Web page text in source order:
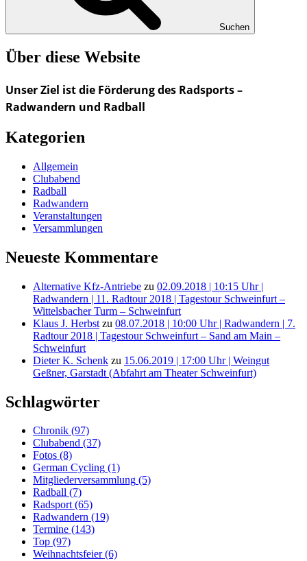
Suchen
Über diese Website
Unser Ziel ist die Förderung des Radsports –
Radwandern und Radball
Kategorien
Allgemein
Clubabend
Radball
Radwandern
Veranstaltungen
Versammlungen
Neueste Kommentare
Alternative Kfz-Antriebe zu 02.09.2018 | 10:15 Uhr |
Radwandern | 11. Radtour 2018 | Tagestour Schweinfurt –
Wittelsbacher Turm – Schweinfurt
Klaus J. Herbst zu 08.07.2018 | 10:00 Uhr | Radwandern | 7.
Radtour 2018 | Tagestour Schweinfurt – Sand am Main –
Schweinfurt
Dieter K. Schenk zu 15.06.2019 | 17:00 Uhr | Weingut
Geßner, Garstadt (Abfahrt am Theater Schweinfurt)
Schlagwörter
Chronik (97)
Clubabend (37)
Fotos (8)
German Cycling (1)
Mitgliederversammlung (5)
Radball (7)
Radsport(65)
Radwandern (19)
Termine (143)
Top (97)
Weihnachtsfeier(6)